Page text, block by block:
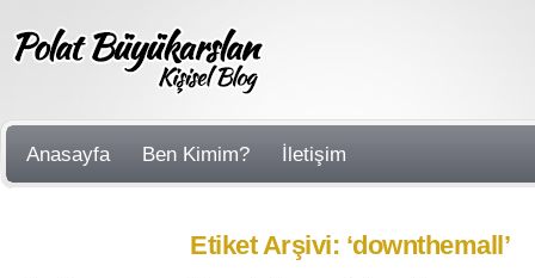
Anasayfa Ben Kimim? İletişim
Etiket Arşivi: ‘downthemall’